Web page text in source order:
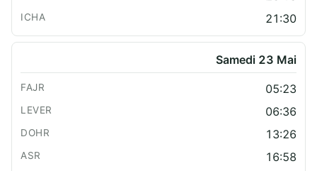
21:30
Samedi 23 Mai
05:23
06:36
13:26
16:58